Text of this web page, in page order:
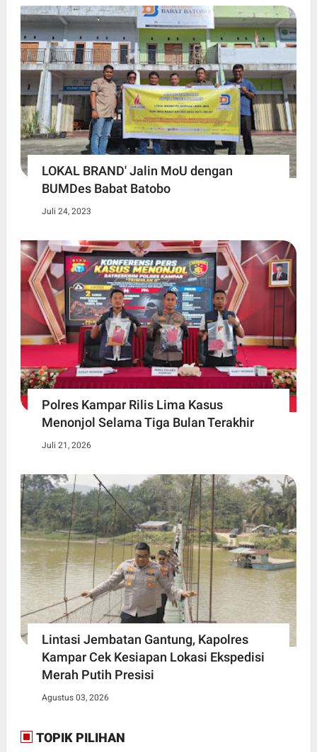
LOKAL BRAND' Jalin MoU dengan
BUMDes Babat Batobo
Juli 24, 2023
Polres Kampar Rilis Lima Kasus
Menonjol Selama Tiga Bulan Terakhir
Juli 21, 2026
Lintasi Jembatan Gantung, Kapolres
Kampar Cek Kesiapan Lokasi Ekspedisi
Merah Putih Presisi
Agustus 03, 2026
TOPIK PILIHAN